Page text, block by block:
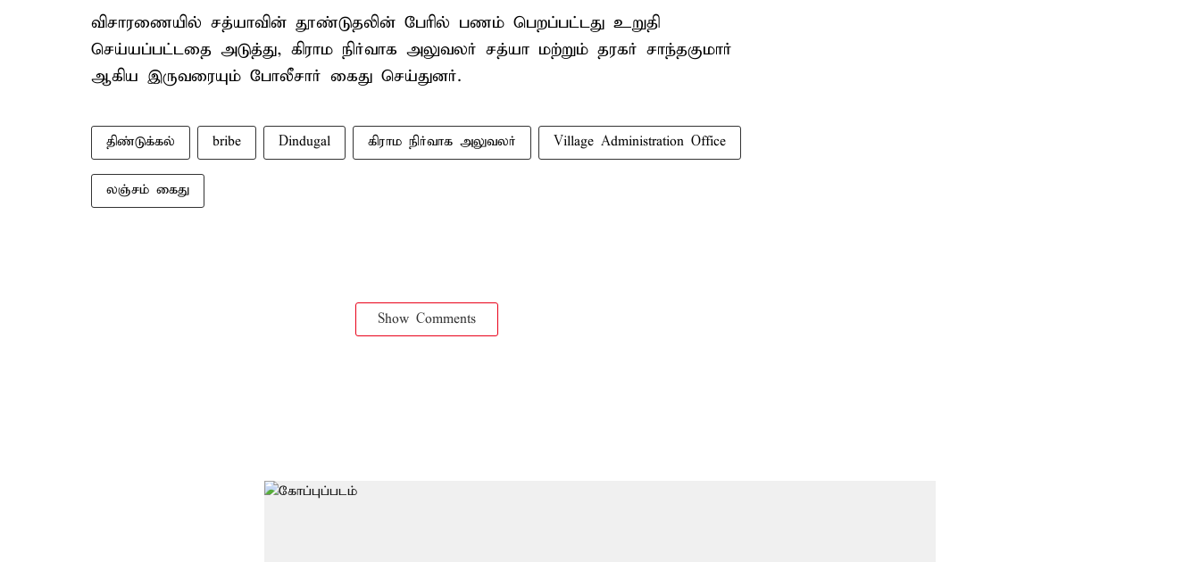
விசாரணையில் சத்யாவின் தூண்டுதலின் பேரில் பணம் பெறப்பட்டது உறுதி
செய்யப்பட்டதை அடுத்து, கிராம நிர்வாக அலுவலர் சத்யா மற்றும் தரகர் சாந்தகுமார்
ஆகிய இருவரையும் போலீசார் கைது செய்துனர்.
திண்டுக்கல் bribe Dindugal கிராம நிர்வாக அலுவலர் Village Administration Office
லஞ்சம் கைது
Show Comments